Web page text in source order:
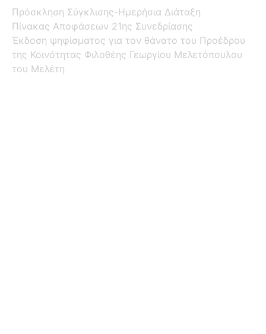
Πρόσκληση Σύγκλισης-Ημερήσια Διάταξη
Πίνακας Αποφάσεων 21ης Συνεδρίασης
Έκδοση ψηφίσματος για τον θάνατο του Προέδρου
της Κοινότητας Φιλοθέης Γεωργίου Μελετόπουλου
του Μελέτη